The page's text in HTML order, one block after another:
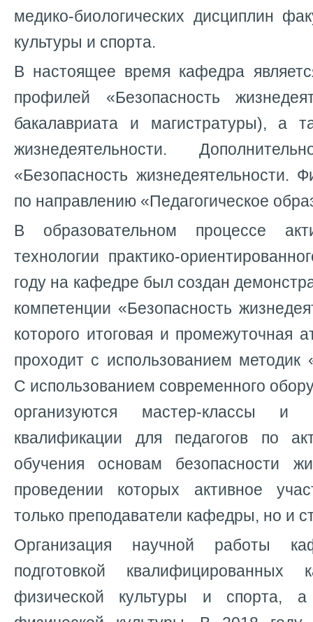
медико-биологических дисциплин
культуры и спорта.
В настоящее время кафедра
профилей «Безопасность
бакалавриата и магистратуры), а
жизнедеятельности.
«Безопасность жизнедеятельности.
по направлению «Педагогическое
В образовательном процессе
технологии практико-
году на кафедре был создан
компетенции «Безопасность
которого итоговая и промежуточная
проходит с использованием методик
С использованием современного
организуются мастер-классы и
квалификации для педагогов по
обучения основам безопасности
проведении которых активное
только преподаватели кафедры, но и
Организация научной работы
подготовкой
физической культуры и спорта, а